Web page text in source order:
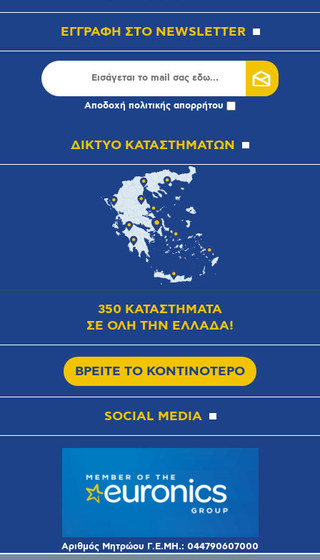
ΕΓΓΡΑΦΗ ΣΤΟ NEWSLETTER
Αποδοχή πολιτικής απορρήτου
ΔΙΚΤΥΟ ΚΑΤΑΣΤΗΜΑΤΩΝ
350 ΚΑΤΑΣΤΗΜΑΤΑ
ΣΕ ΟΛΗ ΤΗΝ ΕΛΛΑΔΑ!
ΒΡΕΙΤΕ ΤΟ ΚΟΝΤΙΝΟΤΕΡΟ
SOCIAL MEDIA